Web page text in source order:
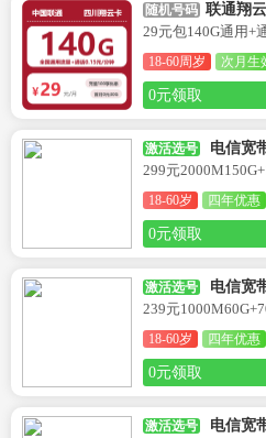
随机号码 联通翔
29元包140G通用+
18-60周岁 次月生
0元领取
激活选号
电信宽
299元
18-60岁 四年优惠
0元领取
激活选号
电信宽
239元
18-60岁 四年优惠
0元领取
激活选号
电信宽